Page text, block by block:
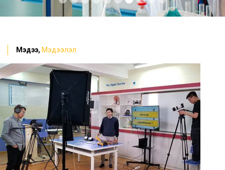
Мэдээ, Мэдээлэл